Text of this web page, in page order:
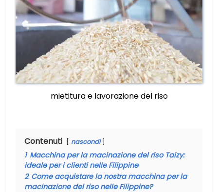
mietitura e lavorazione del riso
Contenuti nascondi
1 Macchina per la macinazione del riso Taizy:
ideale per i clienti nelle Filippine
2 Come acquistare la nostra macchina per la
macinazione del riso nelle Filippine?